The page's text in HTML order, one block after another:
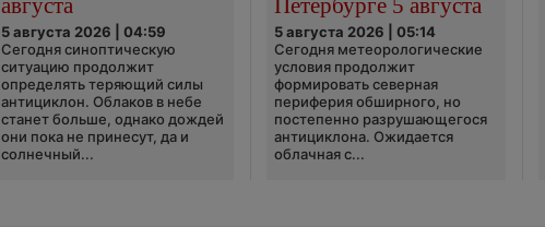
августа
5 августа 2026 | 04:59
Сегодня синоптическую
ситуацию продолжит
определять теряющий силы
антициклон. Облаков в небе
станет больше, однако дождей
они пока не принесут, да и
солнечный...
Петербурге 5 августа
5 августа 2026 | 05:14
Сегодня метеорологические
условия продолжит
формировать северная
периферия обширного, но
постепенно разрушающегося
антициклона. Ожидается
облачная с...